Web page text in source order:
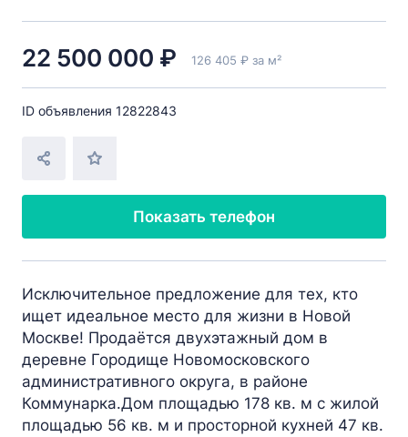
22 500 000 ₽ 126 405 ₽ за м²
ID объявления 12822843
Показать телефон
Исключительное предложение для тех, кто
ищет идеальное место для жизни в Новой
Москве! Продаётся двухэтажный дом в
деревне Городище Новомосковского
административного округа, в районе
Коммунарка.Дом площадью 178 кв. м с жилой
площадью 56 кв. м и просторной кухней 47 кв.